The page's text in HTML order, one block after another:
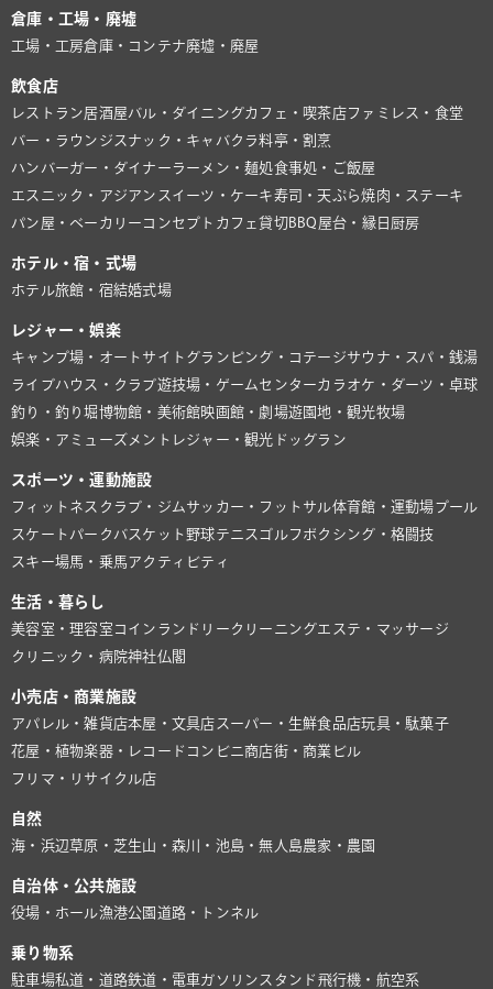
倉庫・工場・廃墟
工場・工房倉庫・コンテナ廃墟・廃屋
飲食店
レストラン居酒屋バル・ダイニングカフェ・喫茶店ファミレス・食堂
バー・ラウンジ スナック・キャバクラ料亭・割烹
ハンバーガー・ダイナーラーメン・麺処食事処・ご飯屋
エスニック・アジアン スイーツ・ケーキ寿司・天ぷら焼肉・ステーキ
パン屋・ベーカリー コンセプトカフェ貸切BBQ 屋台・縁日 厨房
ホテル・宿・式場
ホテル旅館・宿結婚式場
レジャー・娯楽
キャンプ場・オートサイト グランピング・コテージサウナ・スパ・銭湯
ライブハウス・クラブ遊技場・ゲームセンターカラオケ・ダーツ・卓球
釣り・釣り堀博物館・美術館映画館・劇場遊園地・観光牧場
娯楽・アミューズメント レジャー・観光 ドッグラン
スポーツ・運動施設
フィットネスクラブ・ジム サッカー・フットサル体育館・運動場プール
スケートパーク バスケット 野球テニス ゴルフ ボクシング・格闘技
スキー場馬・乗馬アクティビティ
生活・暮らし
美容室・理容室 コインランドリー クリーニングエステ・マッサージ
クリニック・病院神社仏閣
小売店・商業施設
アパレル・雑貨店本屋・文具店 スーパー・生鮮食品店玩具・駄菓子
花屋・植物楽器・レコード コンビニ商店街・商業ビル
フリマ・リサイクル店
自然
海・浜辺 草原・芝生山・森川・池島・無人島農家・農園
自治体・公共施設
役場・ホール漁港公園 道路・トンネル
乗り物系
駐車場私道・道路鉄道・電車 ガソリンスタンド 飛行機・航空系